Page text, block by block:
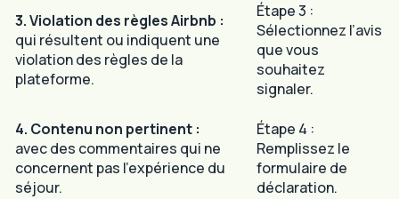
3. Violation des règles Airbnb :
qui résultent ou indiquent une
violation des règles de la
plateforme.
Étape 3 :
Sélectionnez l’avis
que vous
souhaitez
signaler.
4. Contenu non pertinent :
avec des commentaires qui ne
concernent pas l’expérience du
séjour.
Étape 4 :
Remplissez le
formulaire de
déclaration.